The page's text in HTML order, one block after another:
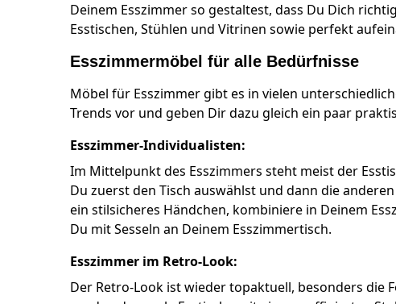
Deinem Esszimmer so gestaltest, dass Du Dich
Esstischen, Stühlen und Vitrinen sowie perfekt
Esszimmermöbel für alle Bedürfnisse
Möbel für Esszimmer gibt es in vielen
Trends vor und geben Dir dazu gleich ein paar
Esszimmer-Individualisten:
Im Mittelpunkt des Esszimmers steht meist der
Du zuerst den Tisch auswählst und dann die
ein stilsicheres Händchen, kombiniere in Deinem
Du mit Sesseln an Deinem Esszimmertisch.
Esszimmer im Retro-Look:
Der Retro-Look ist wieder topaktuell, besonders die